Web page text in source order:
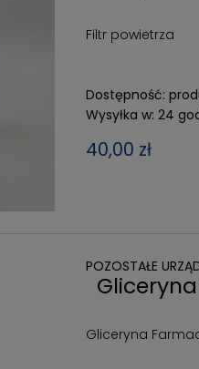
Filtr powietrza
Dostępność:
Wysyłka w: 24
40,00 zł
POZOSTAŁE
Gliceryna